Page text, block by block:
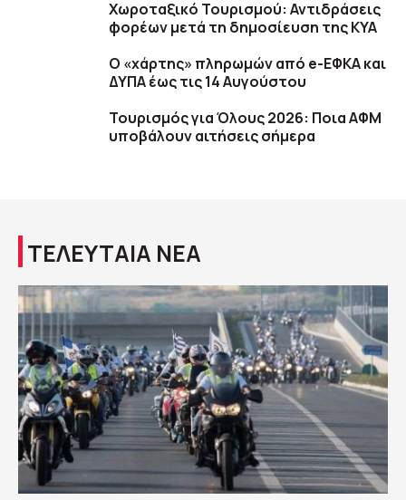
Χωροταξικό Τουρισμού: Αντιδράσεις
φορέων μετά τη δημοσίευση της ΚΥΑ
Ο «χάρτης» πληρωμών από e-ΕΦΚΑ και
ΔΥΠΑ έως τις 14 Αυγούστου
Τουρισμός για Όλους 2026: Ποια ΑΦΜ
υποβάλουν αιτήσεις σήμερα
ΤΕΛΕΥΤΑΙΑ ΝΕΑ